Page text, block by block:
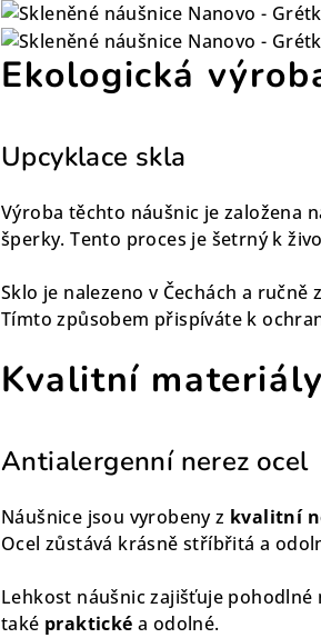
Ekologická
Upcyklace skla
Výroba těchto náušnic je založena
šperky. Tento proces je šetrný k
Sklo je nalezeno v Čechách a
Tímto způsobem přispíváte k
Kvalitní materiály
Antialergenní nerez ocel
Náušnice jsou vyrobeny z kvalitní
Ocel zůstává krásně stříbřitá a
Lehkost náušnic zajišťuje
také praktické a odolné.